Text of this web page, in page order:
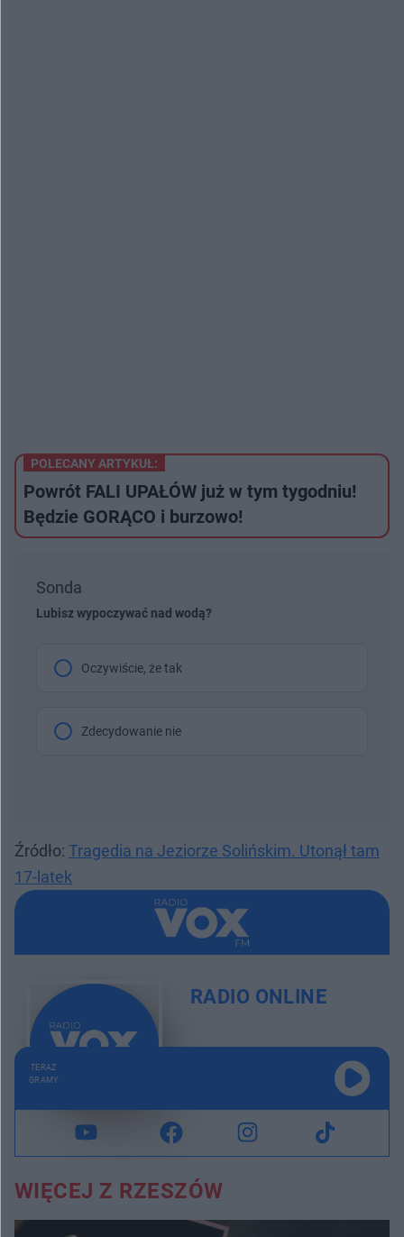
POLECANY ARTYKUŁ:
Powrót FALI UPAŁÓW już w tym tygodniu!
Będzie GORĄCO i burzowo!
Sonda
Lubisz wypoczywać nad wodą?
Oczywiście, że tak
Zdecydowanie nie
Źródło: Tragedia na Jeziorze Solińskim. Utonął tam
17-latek
RADIO ONLINE
TERAZ
GRAMY
WIĘCEJ Z RZESZÓW